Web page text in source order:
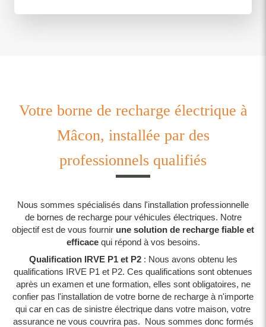
Votre borne de recharge électrique à
Mâcon, installée par des
professionnels qualifiés
Nous sommes spécialisés dans l'installation professionnelle
de bornes de recharge pour véhicules électriques. Notre
objectif est de vous fournir une solution de recharge fiable et
efficacequi répond à vos besoins.
Qualification IRVE P1 et P2: Nous avons obtenu les
qualifications IRVE P1 et P2. Ces qualifications sont obtenues
après un examen et une formation, elles sont obligatoires, ne
confier pas l'installation de votre borne de recharge à n'importe
qui car en cas de sinistre électrique dans votre maison, votre
assurance ne vous couvrira pas. Nous sommes donc formés